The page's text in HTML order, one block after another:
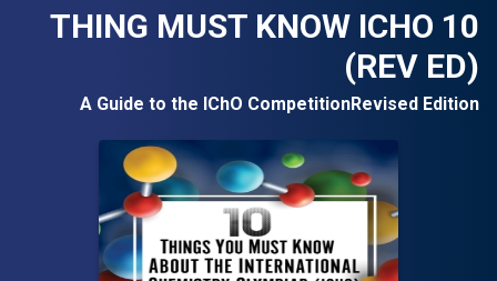
10 THING MUST KNOW ICHO
(REV ED)
A Guide to the IChO CompetitionRevised Edition